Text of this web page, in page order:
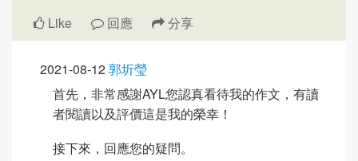
Like 回應 分享
2021-08-12郭圻瑩
首先，非常感謝AYL您認真看待我的作文，有讀
者閱讀以及評價這是我的榮幸！
接下來，回應您的疑問。